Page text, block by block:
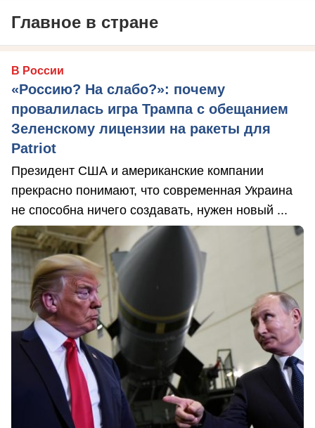
Главное в стране
В России
«Россию? На слабо?»: почему
провалилась игра Трампа с обещанием
Зеленскому лицензии на ракеты для
Patriot
Президент США и американские компании
прекрасно понимают, что современная Украина
не способна ничего создавать, нужен новый ...